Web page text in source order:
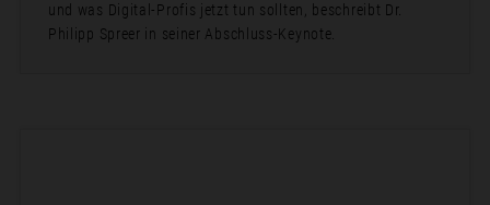
und was Digital-Profis jetzt tun sollten, beschreibt Dr.
Philipp Spreer in seiner Abschluss-Keynote.